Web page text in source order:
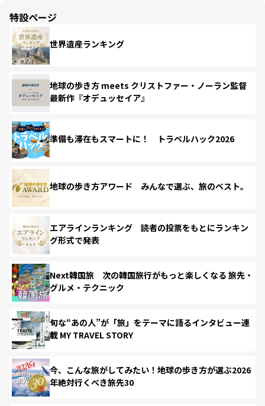
特設ページ
世界遺産ランキング
地球の歩き方 meets クリストファー・ノーラン監督
最新作『オデュッセイア』
準備も滞在もスマートに！ トラベルハック2026
地球の歩き方アワード みんなで選ぶ、旅のベスト。
エアラインランキング 読者の投票をもとにランキン
グ形式で発表
Next韓国旅 次の韓国旅行がもっと楽しくなる 旅先・
グルメ・テクニック
旬な“あの人”が「旅」をテーマに語るインタビュー連
載 MY TRAVEL STORY
今、こんな旅がしてみたい！地球の歩き方が選ぶ2026
年絶対行くべき旅先30